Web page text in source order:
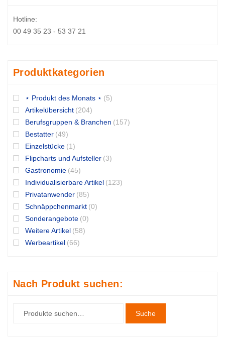
Hotline:
00 49 35 23 - 53 37 21
Produktkategorien
⋆ Produkt des Monats ⋆ (5)
Artikelübersicht (204)
Berufsgruppen & Branchen (157)
Bestatter (49)
Einzelstücke (1)
Flipcharts und Aufsteller (3)
Gastronomie (45)
Individualisierbare Artikel (123)
Privatanwender (85)
Schnäppchenmarkt (0)
Sonderangebote (0)
Weitere Artikel (58)
Werbeartikel (66)
Nach Produkt suchen:
Suche